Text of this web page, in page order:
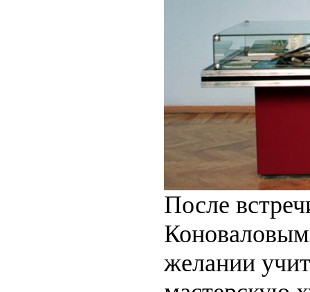
После
желании